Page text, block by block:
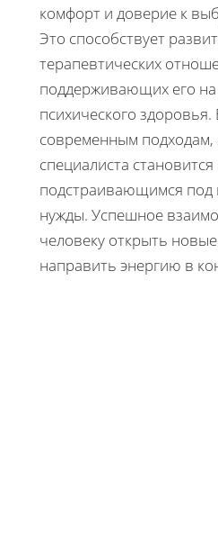
комфорт и доверие к
Это способствует
терапевтических
поддерживающих его
психического здоровья.
современным подходам,
специалиста
подстраивающимся под
нужды. Успешное
человеку открыть
направить энергию в